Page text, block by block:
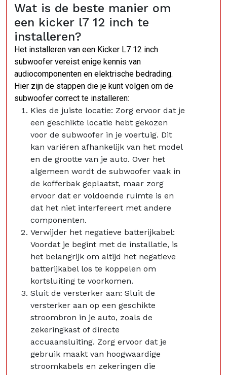
Wat is de beste manier om
een kicker l7 12 inch te
installeren?
Het installeren van een Kicker L7 12 inch
subwoofer vereist enige kennis van
audiocomponenten en elektrische bedrading.
Hier zijn de stappen die je kunt volgen om de
subwoofer correct te installeren:
Kies de juiste locatie: Zorg ervoor dat je
een geschikte locatie hebt gekozen
voor de subwoofer in je voertuig. Dit
kan variëren afhankelijk van het model
en de grootte van je auto. Over het
algemeen wordt de subwoofer vaak in
de kofferbak geplaatst, maar zorg
ervoor dat er voldoende ruimte is en
dat het niet interfereert met andere
componenten.
Verwijder het negatieve batterijkabel:
Voordat je begint met de installatie, is
het belangrijk om altijd het negatieve
batterijkabel los te koppelen om
kortsluiting te voorkomen.
Sluit de versterker aan: Sluit de
versterker aan op een geschikte
stroombron in je auto, zoals de
zekeringkast of directe
accuaansluiting. Zorg ervoor dat je
gebruik maakt van hoogwaardige
stroomkabels en zekeringen die